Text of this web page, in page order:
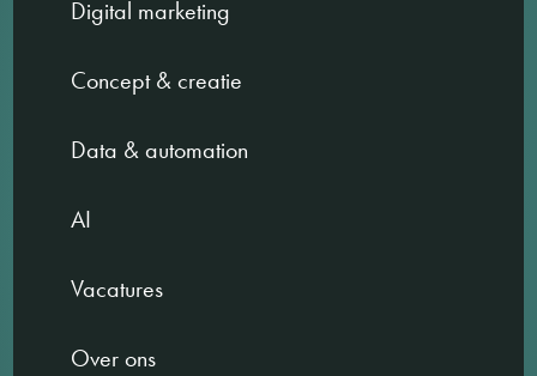
Digital marketing
Concept & creatie
Data & automation
AI
Vacatures
Over ons